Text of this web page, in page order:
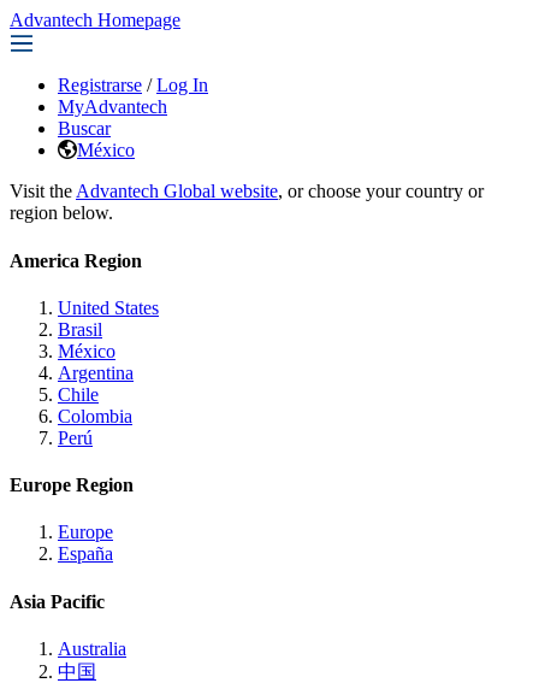
Advantech Homepage
Registrarse / Log In
MyAdvantech
Buscar
México
Visit the Advantech Global website, or choose your country or
region below.
America Region
United States
Brasil
México
Argentina
Chile
Colombia
Perú
Europe Region
Europe
España
Asia Pacific
Australia
中国